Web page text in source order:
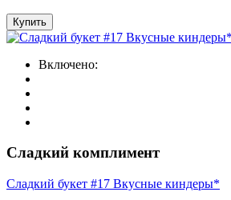
Купить
Включено:
Сладкий комплимент
Сладкий букет #17 Вкусные киндеры*